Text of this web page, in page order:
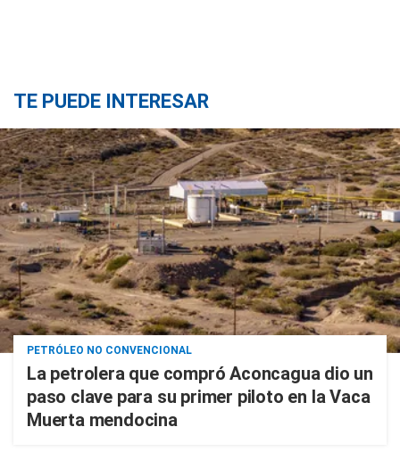
TE PUEDE INTERESAR
PETRÓLEO NO CONVENCIONAL
La petrolera que compró Aconcagua dio un
paso clave para su primer piloto en la Vaca
Muerta mendocina